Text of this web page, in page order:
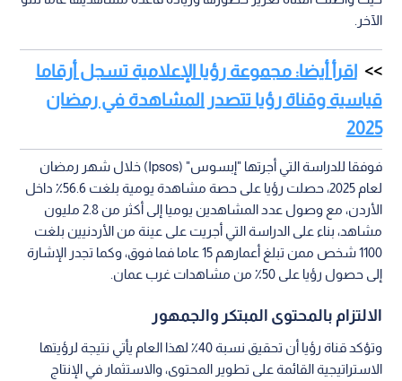
الآخر.
اقرأ أيضا: مجموعة رؤيا الإعلامية تسجل أرقاما
قياسية وقناة رؤيا تتصدر المشاهدة في رمضان
2025
فوفقا للدراسة التي أجرتها "إبسوس" (Ipsos) خلال شهر رمضان
لعام 2025، حصلت رؤيا على حصة مشاهدة يومية بلغت 56.6٪ داخل
الأردن، مع وصول عدد المشاهدين يوميا إلى أكثر من 2.8 مليون
مشاهد، بناء على الدراسة التي أجريت على عينة من الأردنيين بلغت
1100 شخص ممن تبلغ أعمارهم 15 عاما فما فوق، وكما تجدر الإشارة
إلى حصول رؤيا على 50٪ من مشاهدات غرب عمان.
الالتزام بالمحتوى المبتكر والجمهور
وتؤكد قناة رؤيا أن تحقيق نسبة 40٪ لهذا العام يأتي نتيجة لرؤيتها
الاستراتيجية القائمة على تطوير المحتوى، والاستثمار في الإنتاج